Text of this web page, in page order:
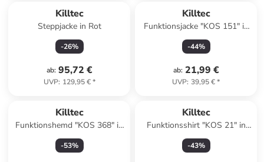
Killtec
Steppjacke in Rot
-26%
ab: 95,72 €
UVP: 129,95 €*
Killtec
Funktionsjacke "KOS 151" in
Blau
-44%
ab: 21,99 €
UVP: 39,95 €*
Killtec
Funktionshemd "KOS 368" in
Hellblau
-53%
Killtec
Funktionsshirt "KOS 21" in
Grün
-43%